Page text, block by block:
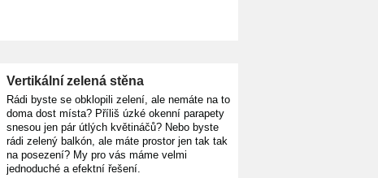
Vertikální zelená stěna
Rádi byste se obklopili zelení, ale nemáte na to
doma dost místa? Příliš úzké okenní parapety
snesou jen pár útlých květináčů? Nebo byste
rádi zelený balkón, ale máte prostor jen tak tak
na posezení? My pro vás máme velmi
jednoduché a efektní řešení.